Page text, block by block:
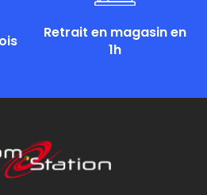
Retrait en magasin en
1h